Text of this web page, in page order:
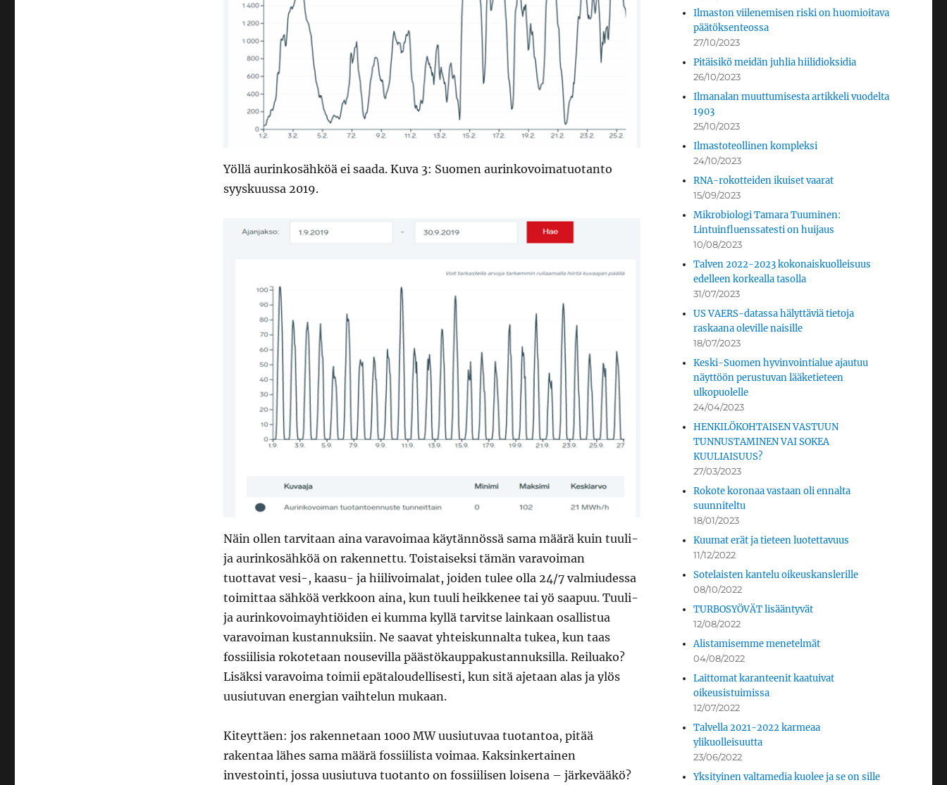
Yöllä aurinkosähköä ei saada. Kuva 3: Suomen aurinkovoimatuotanto
syyskuussa 2019.
Näin ollen tarvitaan aina varavoimaa käytännössä sama määrä kuin tuuli-
ja aurinkosähköä on rakennettu. Toistaiseksi tämän varavoiman
tuottavat vesi-, kaasu- ja hiilivoimalat, joiden tulee olla 24/7 valmiudessa
toimittaa sähköä verkkoon aina, kun tuuli heikkenee tai yö saapuu. Tuuli-
ja aurinkovoimayhtiöiden ei kumma kyllä tarvitse lainkaan osallistua
varavoiman kustannuksiin. Ne saavat yhteiskunnalta tukea, kun taas
fossiilisia rokotetaan nousevilla päästökauppakustannuksilla. Reiluako?
Lisäksi varavoima toimii epätaloudellisesti, kun sitä ajetaan alas ja ylös
uusiutuvan energian vaihtelun mukaan.
Kiteyttäen: jos rakennetaan 1000 MW uusiutuvaa tuotantoa, pitää
rakentaa lähes sama määrä fossiilista voimaa. Kaksinkertainen
investointi, jossa uusiutuva tuotanto on fossiilisen loisena – järkevääkö?
Ilmaston viilenemisen riski on huomioitava
päätöksenteossa
27/10/2023
Pitäisikö meidän juhlia hiilidioksidia
26/10/2023
Ilmanalan muuttumisesta artikkeli vuodelta
1903
25/10/2023
Ilmastoteollinen kompleksi
24/10/2023
RNA-rokotteiden ikuiset vaarat
15/09/2023
Mikrobiologi Tamara Tuuminen:
Lintuinfluenssatesti on huijaus
10/08/2023
Talven 2022-2023 kokonaiskuolleisuus
edelleen korkealla tasolla
31/07/2023
US VAERS-datassa hälyttäviä tietoja
raskaana oleville naisille
18/07/2023
Keski-Suomen hyvinvointialue ajautuu
näyttöön perustuvan lääketieteen
ulkopuolelle
24/04/2023
HENKILÖKOHTAISEN VASTUUN
TUNNUSTAMINEN VAI SOKEA
KUULIAISUUS?
27/03/2023
Rokote koronaa vastaan oli ennalta
suunniteltu
18/01/2023
Kuumat erät ja tieteen luotettavuus
11/12/2022
Sotelaisten kantelu oikeuskanslerille
08/10/2022
TURBOSYÖVÄT lisääntyvät
12/08/2022
Alistamisemme menetelmät
04/08/2022
Laittomat karanteenit kaatuivat
oikeusistuimissa
12/07/2022
Talvella 2021-2022 karmeaa
ylikuolleisuutta
23/06/2022
Yksityinen valtamedia kuolee ja se on sille